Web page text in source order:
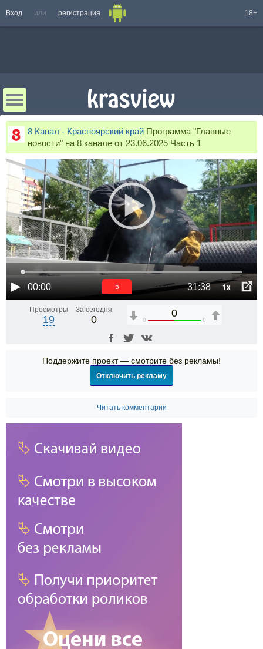
Вход или регистрация 18+
8 Канал - Красноярский край Программа "Главные
новости" на 8 канале от 23.06.2025 Часть 1
00:00 31:38 1x
5
Просмотры
19
За сегодня
0
0
0 0
Поддержите проект — смотрите без рекламы!
Отключить рекламу
Читать комментарии